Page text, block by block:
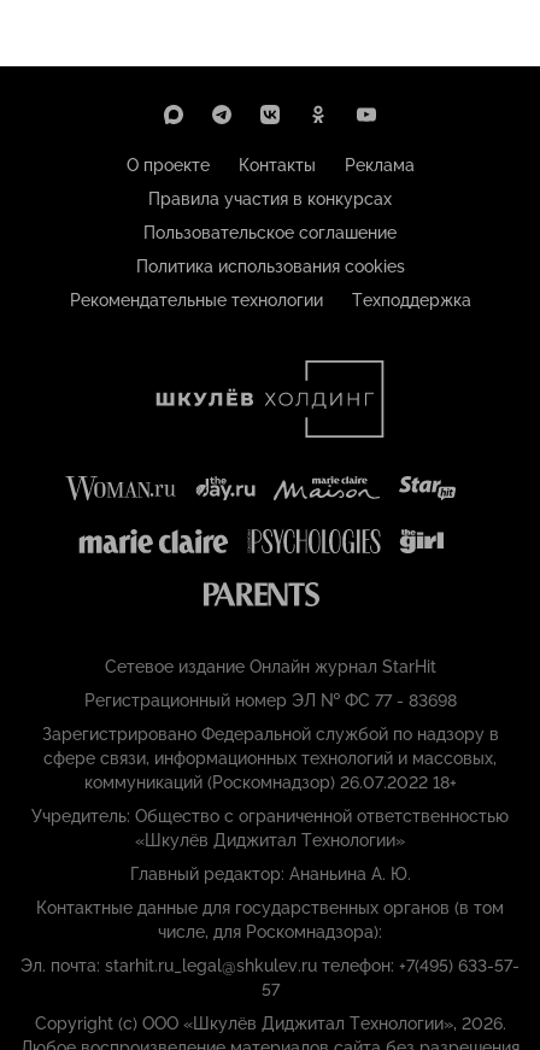
О проекте Контакты
Реклама
Правила участия в конкурсах
Пользовательское соглашение
Политика использования cookies
Рекомендательные технологии
Техподдержка
Сетевое издание Онлайн журнал StarHit
Регистрационный номер ЭЛ № ФС 77 - 83698
Зарегистрировано Федеральной службой по надзору в
сфере связи, информационных технологий и массовых,
коммуникаций (Роскомнадзор) 26.07.2022 18+
Учредитель: Общество с ограниченной ответственностью
«Шкулёв Диджитал Технологии»
Главный редактор: Ананьина А. Ю.
Контактные данные для государственных органов (в том
числе, для Роскомнадзора):
Эл. почта: starhit.ru_legal@shkulev.ru телефон: +7(495) 633-57-
57
Copyright (с) ООО «Шкулёв Диджитал Технологии», 2026.